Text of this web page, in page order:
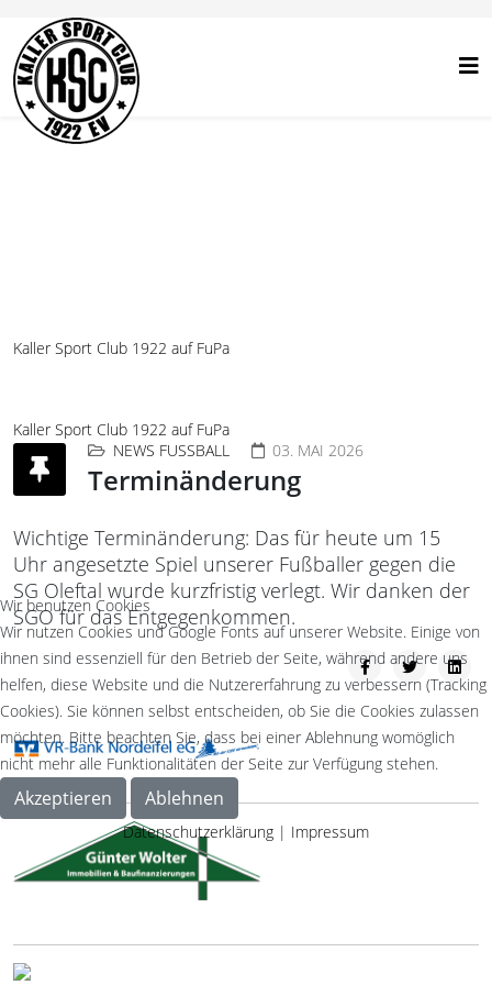
Kaller Sport Club 1922 auf FuPa
Kaller Sport Club 1922 auf FuPa
NEWS FUSSBALL
03. MAI 2026
Terminänderung
Wichtige Terminänderung: Das für heute um 15
Uhr angesetzte Spiel unserer Fußballer gegen die
SG Oleftal wurde kurzfristig verlegt. Wir danken der
SGO für das Entgegenkommen.
Wir benutzen Cookies
Wir nutzen Cookies und Google Fonts auf unserer Website. Einige von
ihnen sind essenziell für den Betrieb der Seite, während andere uns
helfen, diese Website und die Nutzererfahrung zu verbessern (Tracking
Cookies). Sie können selbst entscheiden, ob Sie die Cookies zulassen
möchten. Bitte beachten Sie, dass bei einer Ablehnung womöglich
nicht mehr alle Funktionalitäten der Seite zur Verfügung stehen.
Akzeptieren Ablehnen
Datenschutzerklärung | Impressum